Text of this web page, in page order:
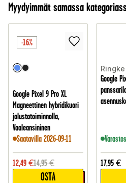
Myydyimmät samassa
-16%
Google Pixel 9 Pro XL
Magneettinen hybridikuori
jalustatoiminnolla,
Vaaleansininen
Saatavilla 2026-09-11
12,49 €14,95 €
OSTA
Ringke
Google
17,95 €